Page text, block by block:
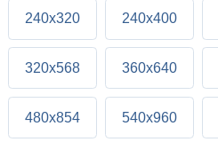
240x320 240x400
320x568 360x640
480x854 540x960